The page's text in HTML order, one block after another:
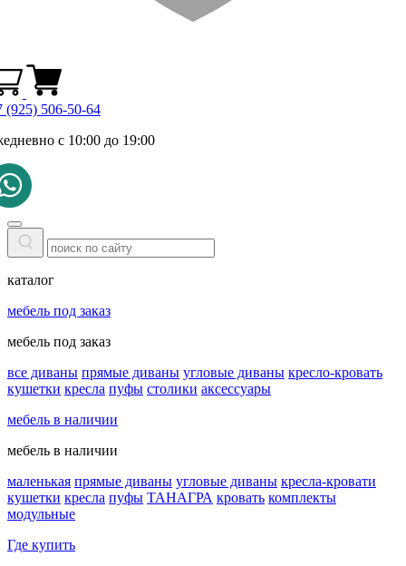
(925) 506-50-64
с 10:00 до 19:00
каталог
мебель под заказ
мебель под заказ
все диваны прямые диваны угловые диваны кресло-кровать
кушетки кресла пуфы столики аксессуары
мебель в наличии
мебель в наличии
маленькая прямые диваны угловые диваны кресла-кровати
кушетки кресла пуфы ТАНАГРА кровать комплекты
модульные
Где купить